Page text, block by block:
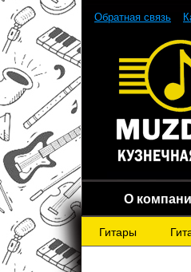
Обратная связь
О
Гитары